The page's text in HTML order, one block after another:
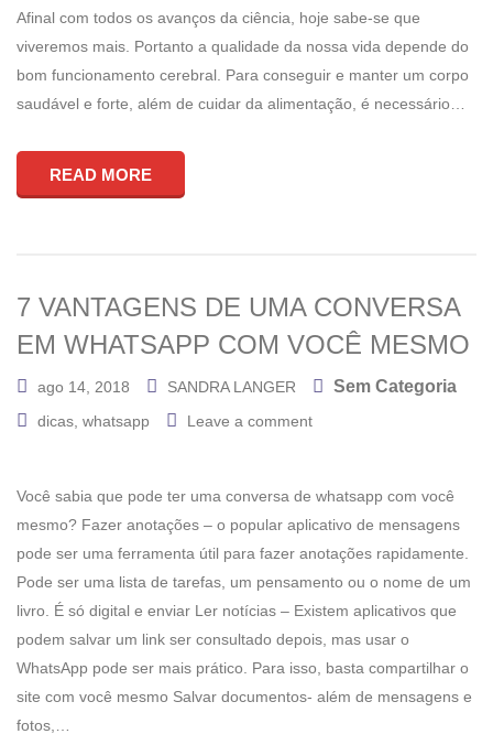
Afinal com todos os avanços da ciência, hoje sabe-se que
viveremos mais. Portanto a qualidade da nossa vida depende do
bom funcionamento cerebral. Para conseguir e manter um corpo
saudável e forte, além de cuidar da alimentação, é necessário…
READ MORE
7 VANTAGENS DE UMA CONVERSA
EM WHATSAPP COM VOCÊ MESMO
ago 14, 2018 SANDRA LANGER Sem Categoria
dicas, whatsapp Leave a comment
Você sabia que pode ter uma conversa de whatsapp com você
mesmo? Fazer anotações – o popular aplicativo de mensagens
pode ser uma ferramenta útil para fazer anotações rapidamente.
Pode ser uma lista de tarefas, um pensamento ou o nome de um
livro. É só digital e enviar Ler notícias – Existem aplicativos que
podem salvar um link ser consultado depois, mas usar o
WhatsApp pode ser mais prático. Para isso, basta compartilhar o
site com você mesmo Salvar documentos- além de mensagens e
fotos,…